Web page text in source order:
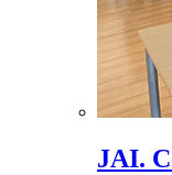
JAI.